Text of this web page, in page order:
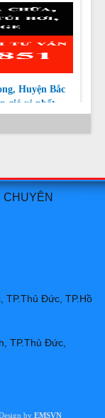
Huyện Bắc
nhất
Thiết Bình
CHUYÊN
TP.Thủ Đức, TP.Hồ
TP.Thủ Đức,
by EMSVN